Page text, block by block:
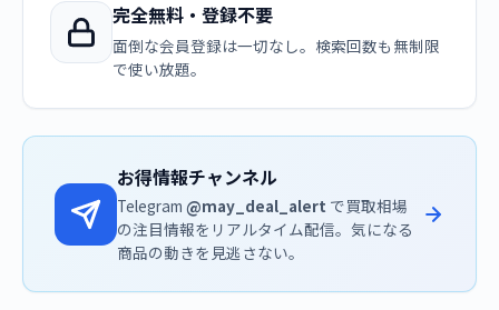
完全無料・登録不要
面倒な会員登録は一切なし。検索回数も無制限
で使い放題。
お得情報チャンネル
Telegram @may_deal_alert で買取相場
の注目情報をリアルタイム配信。気になる
商品の動きを見逃さない。